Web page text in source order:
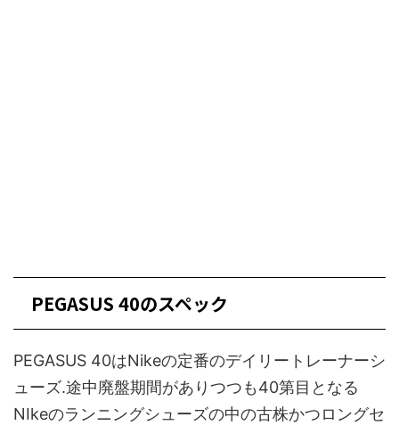
PEGASUS 40のスペック
PEGASUS 40はNikeの定番のデイリートレーナーシ
ューズ.途中廃盤期間がありつつも40第目となる
NIkeのランニングシューズの中の古株かつロングセ